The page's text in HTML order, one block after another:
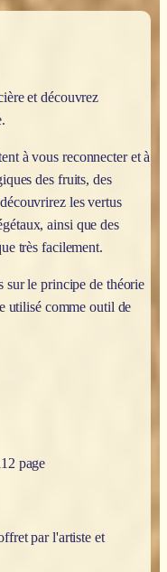
et découvrez
à vous reconnecter et à
des fruits, des
les vertus
ainsi que des
très facilement.
sur le principe de théorie
utilisé comme outil de
page
par l'artiste et